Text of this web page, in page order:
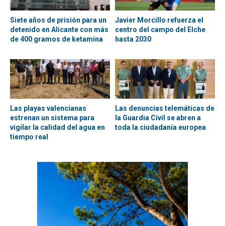
Siete años de prisión para un
detenido en Alicante con más
de 400 gramos de ketamina
Javier Morcillo refuerza el
centro del campo del Elche
hasta 2030
Las playas valencianas
estrenan un sistema para
vigilar la calidad del agua en
tiempo real
Las denuncias telemáticas de
la Guardia Civil se abren a
toda la ciudadanía europea